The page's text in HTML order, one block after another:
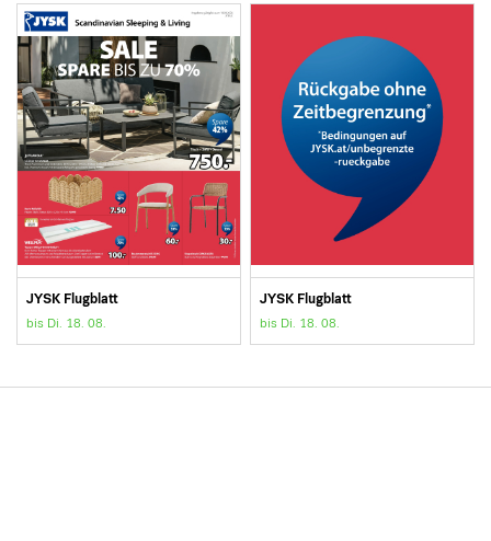
JYSK Flugblatt
bis Di. 18. 08.
JYSK Flugblatt
bis Di. 18. 08.